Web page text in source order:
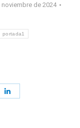
noviembre de 2024
portada1